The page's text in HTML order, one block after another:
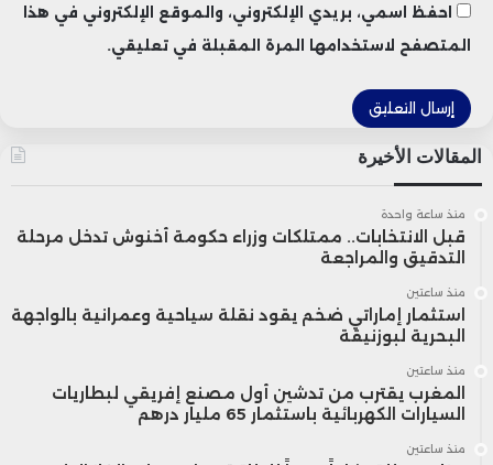
احفظ اسمي، بريدي الإلكتروني، والموقع الإلكتروني في هذا
المتصفح لاستخدامها المرة المقبلة في تعليقي.
المقالات الأخيرة
منذ ساعة واحدة
قبل الانتخابات.. ممتلكات وزراء حكومة أخنوش تدخل مرحلة
التدقيق والمراجعة
منذ ساعتين
استثمار إماراتي ضخم يقود نقلة سياحية وعمرانية بالواجهة
البحرية لبوزنيقة
منذ ساعتين
المغرب يقترب من تدشين أول مصنع إفريقي لبطاريات
السيارات الكهربائية باستثمار 65 مليار درهم
منذ ساعتين